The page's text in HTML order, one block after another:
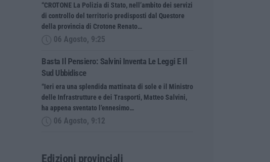
“CROTONE La Polizia di Stato, nell’ambito dei servizi
di controllo del territorio predisposti dal Questore
della provincia di Crotone Renato…
06 Agosto, 9:25
Basta Il Pensiero: Salvini Inventa Le Leggi E Il
Sud Ubbidisce
“Ieri era una splendida mattinata di sole e il Ministro
delle Infrastrutture e dei Trasporti, Matteo Salvini,
ha appena sventato l’ennesimo…
06 Agosto, 9:12
Edizioni provinciali